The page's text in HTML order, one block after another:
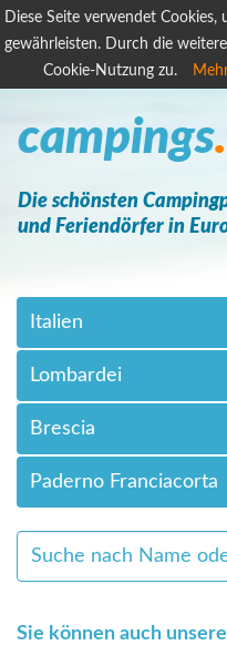
Diese Seite verwendet
gewährleisten. Durch die
Cookie-Nutzung zu.
campings
Die schönsten
und Feriendörfer in
Italien
Lombardei
Brescia
Paderno Franciacorta
Sie können auch unsere